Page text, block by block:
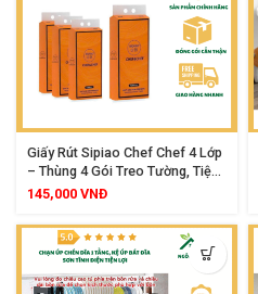
Giấy Rút Sipiao Chef Chef 4 Lớp
– Thùng 4 Gói Treo Tường, Tiện
Lợi, An Toàn Cho Mọi Loại Da
145,000 VNĐ